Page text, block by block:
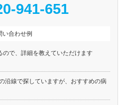
941-651
い合わせ例
ので、詳細を教えていただけます
沿線で探していますが、おすすめの病